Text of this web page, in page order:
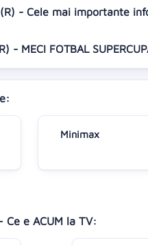
- Cele mai importante
- MECI FOTBAL
Minimax
Ce e ACUM la TV: